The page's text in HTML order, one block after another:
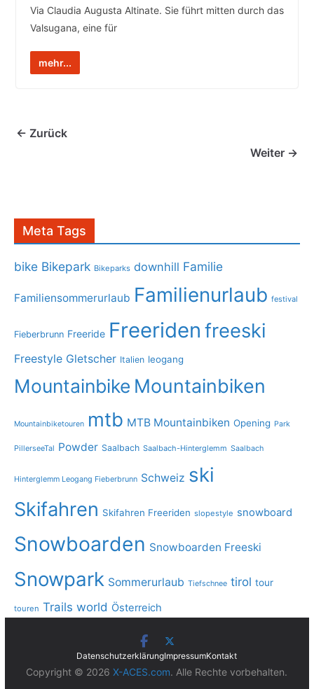
Via Claudia Augusta Altinate. Sie führt mitten durch das
Valsugana, eine für
mehr...
← Zurück
Weiter →
Meta Tags
bike Bikepark Bikeparks downhill Familie
Familiensommerurlaub Familienurlaub festival
Fieberbrunn Freeride Freeriden freeski
Freestyle Gletscher Italien leogang
Mountainbike Mountainbiken
Mountainbiketouren mtb MTB Mountainbiken Opening Park
PillerseeTal Powder Saalbach Saalbach-Hinterglemm Saalbach
Hinterglemm Leogang Fieberbrunn Schweiz ski
Skifahren Skifahren Freeriden slopestyle snowboard
Snowboarden Snowboarden Freeski
Snowpark Sommerurlaub Tiefschnee tirol tour
touren Trails world Österreich
DatenschutzerklärungImpressumKontakt
Copyright © 2026X-ACES.com. Alle Rechte vorbehalten.